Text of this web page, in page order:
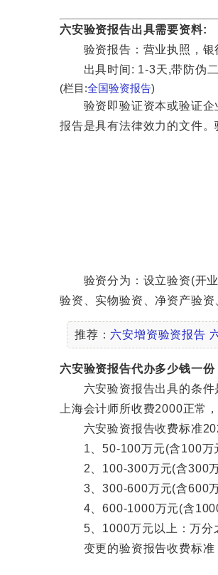
六安验资报告出具需要资料:
验资报告：营业执照，银
出具时间: 1-3天,带防伪二
(栏目:全国验资报告)
验资即验证资本或验证企业
报告是具有法律效力的文件
验资分为：设立验资(开业
验资、实物验资、净资产验资
推荐： 六安增资验资报告
六安验资报告代办多少钱一份
六安验资报告出具的条件是
上海会计师所收费2000正常
六安验资报告收费标准
1、50-100万元(含100万
2、100-300万元(含300万
3、300-600万元(含600万
4、600-1000万元(含
5、1000万元以上：万分
变更的验资报告收费标准